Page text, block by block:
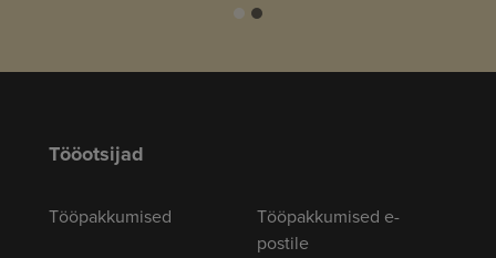
Tööotsijad
Tööpakkumised
Tööpakkumised e-
postile